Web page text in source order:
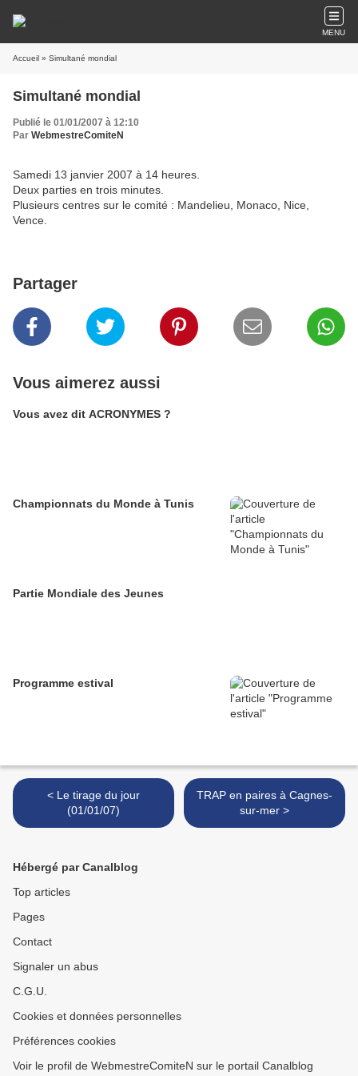
MENU
Accueil » Simultané mondial
Simultané mondial
Publié le 01/01/2007 à 12:10
Par WebmestreComiteN
Samedi 13 janvier 2007 à 14 heures.
Deux parties en trois minutes.
Plusieurs centres sur le comité : Mandelieu, Monaco, Nice,
Vence.
Partager
Vous aimerez aussi
Vous avez dit ACRONYMES ?
Championnats du Monde à Tunis
Partie Mondiale des Jeunes
Programme estival
< Le tirage du jour
(01/01/07)
TRAP en paires à Cagnes-
sur-mer >
Hébergé par Canalblog
Top articles
Pages
Contact
Signaler un abus
C.G.U.
Cookies et données personnelles
Préférences cookies
Voir le profil de WebmestreComiteN sur le portail Canalblog